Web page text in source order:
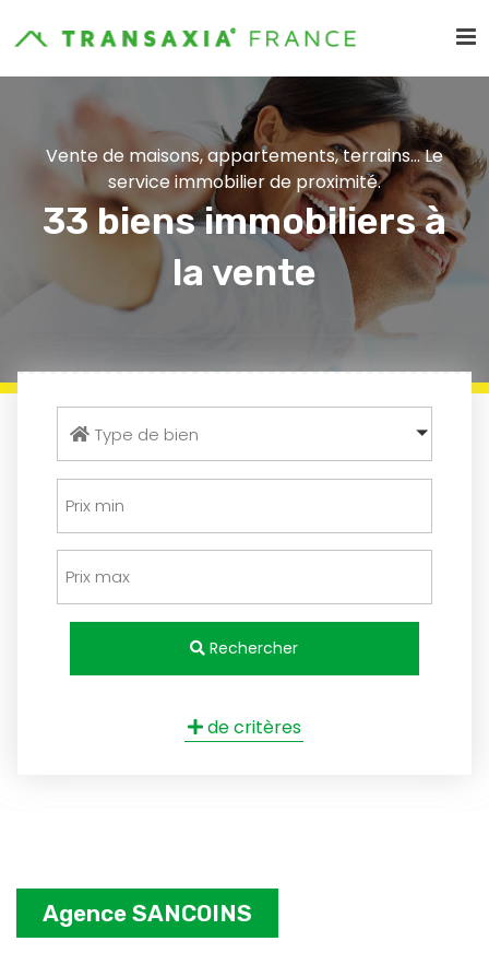
Vente de maisons, appartements, terrains... Le
service immobilier de proximité.
33 biens immobiliers à
la vente
Type de bien
Rechercher
de critères
Agence SANCOINS